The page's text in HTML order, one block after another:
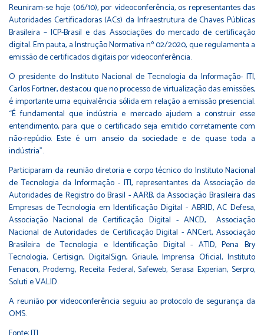
Reuniram-se hoje (06/10), por videoconferência, os representantes das
Autoridades Certificadoras (ACs) da Infraestrutura de Chaves Públicas
Brasileira – ICP-Brasil e das Associações do mercado de certificação
digital. Em pauta, a Instrução Normativa nº 02/2020, que regulamenta a
emissão de certificados digitais por videoconferência.
O presidente do Instituto Nacional de Tecnologia da Informação- ITI,
Carlos Fortner, destacou que no processo de virtualização das emissões,
é importante uma equivalência sólida em relação a emissão presencial.
“É fundamental que indústria e mercado ajudem a construir esse
entendimento, para que o certificado seja emitido corretamente com
não-repúdio. Este é um anseio da sociedade e de quase toda a
indústria”.
Participaram da reunião diretoria e corpo técnico do Instituto Nacional
de Tecnologia da Informação - ITI, representantes da Associação de
Autoridades de Registro do Brasil - AARB, da Associação Brasileira das
Empresas de Tecnologia em Identificação Digital - ABRID, AC Defesa,
Associação Nacional de Certificação Digital - ANCD, Associação
Nacional de Autoridades de Certificação Digital - ANCert, Associação
Brasileira de Tecnologia e Identificação Digital - ATID, Pena Bry
Tecnologia, Certisign, DigitalSign, Griaule, Imprensa Oficial, Instituto
Fenacon, Prodemg, Receita Federal, Safeweb, Serasa Experian, Serpro,
Soluti e VALID.
A reunião por videoconferência seguiu ao protocolo de segurança da
OMS.